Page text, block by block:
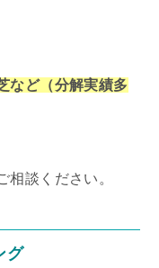
など（分解実績多
相談ください。
グ